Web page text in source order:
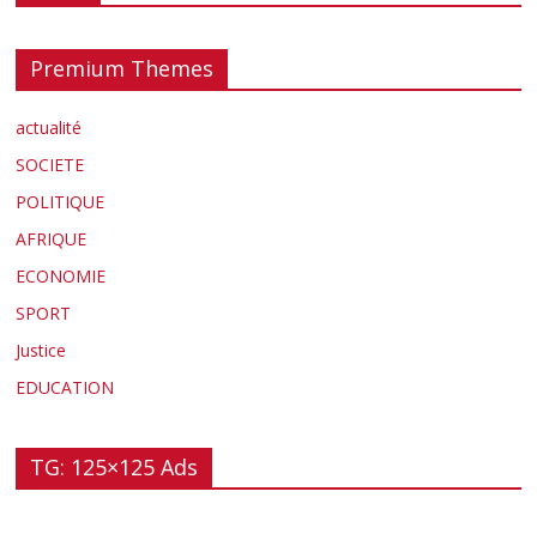
Premium Themes
actualité
SOCIETE
POLITIQUE
AFRIQUE
ECONOMIE
SPORT
Justice
EDUCATION
TG: 125×125 Ads